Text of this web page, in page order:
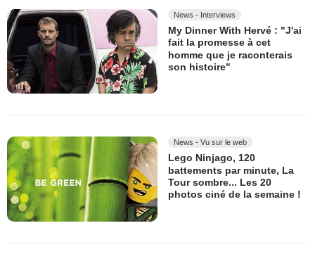
News - Interviews
My Dinner With Hervé : "J'ai
fait la promesse à cet
homme que je raconterais
son histoire"
News - Vu sur le web
Lego Ninjago, 120
battements par minute, La
Tour sombre... Les 20
photos ciné de la semaine !